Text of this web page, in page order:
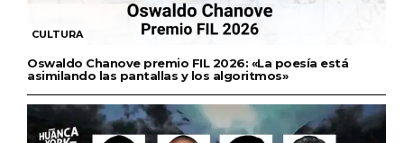
CULTURA
Oswaldo Chanove premio FIL 2026: «La poesía está
asimilando las pantallas y los algoritmos»